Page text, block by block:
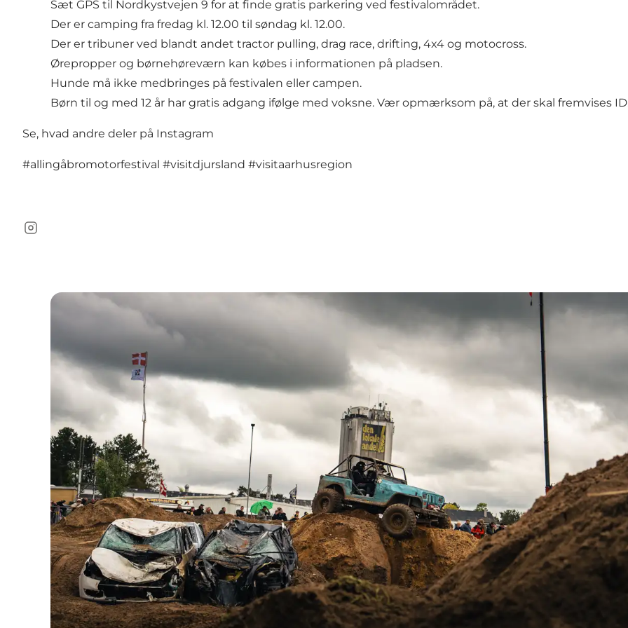
Sæt GPS til Nordkystvejen 9 for at finde gratis parkering ved festivalområdet.
Der er camping fra fredag kl. 12.00 til søndag kl. 12.00.
Der er tribuner ved blandt andet tractor pulling, drag race, drifting, 4x4 og motocross.
Ørepropper og børnehøreværn kan købes i informationen på pladsen.
Hunde må ikke medbringes på festivalen eller campen.
Børn til og med 12 år har gratis adgang ifølge med voksne. Vær opmærksom på, at der skal fremvises
Se, hvad andre deler på Instagram
#allingåbromotorfestival #visitdjursland #visitaarhusregion
Instagram